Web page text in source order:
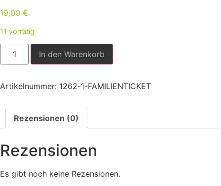
19,00 €
11 vorrätig
In den Warenkorb
Artikelnummer: 1262-1-FAMILIENTICKET
Rezensionen (0)
Rezensionen
Es gibt noch keine Rezensionen.